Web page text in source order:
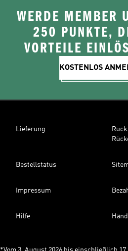
WERDE MEMBER
250 PUNKTE,
VORTEILE
KOSTENLOS
Lieferung
Bestellstatus
Impressum
Hilfe